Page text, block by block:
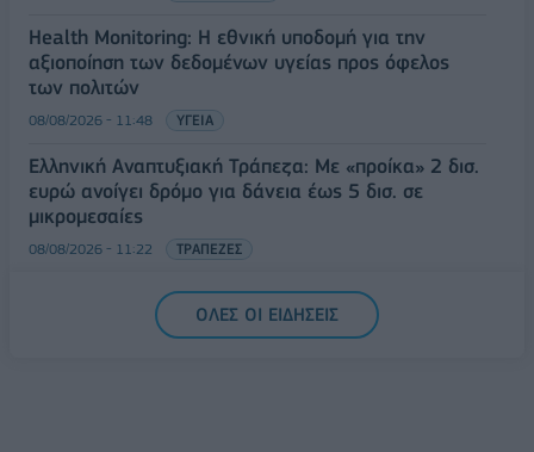
Health Monitoring: Η εθνική υποδομή για την
αξιοποίηση των δεδομένων υγείας προς όφελος
των πολιτών
08/08/2026 - 11:48 ΥΓΕΙΑ
Ελληνική Αναπτυξιακή Τράπεζα: Με «προίκα» 2 δισ.
ευρώ ανοίγει δρόμο για δάνεια έως 5 δισ. σε
μικρομεσαίες
08/08/2026 - 11:22 ΤΡΑΠΕΖΕΣ
5G παντού, 6G στον ορίζοντα: Πού βρίσκεται η
Ελλάδα στη μεγάλη τεχνολογική μετάβαση
ΟΛΕΣ ΟΙ ΕΙΔΗΣΕΙΣ